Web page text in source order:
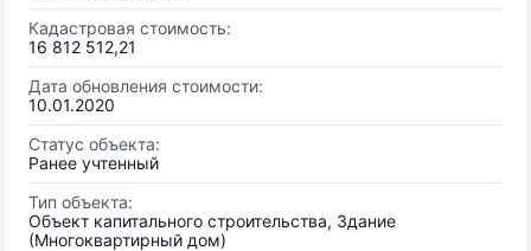
Кадастровая стоимость:
16 812 512,21
Дата обновления стоимости:
10.01.2020
Статус объекта:
Ранее учтенный
Тип объекта:
Объект капитального строительства, Здание
(Многоквартирный дом)